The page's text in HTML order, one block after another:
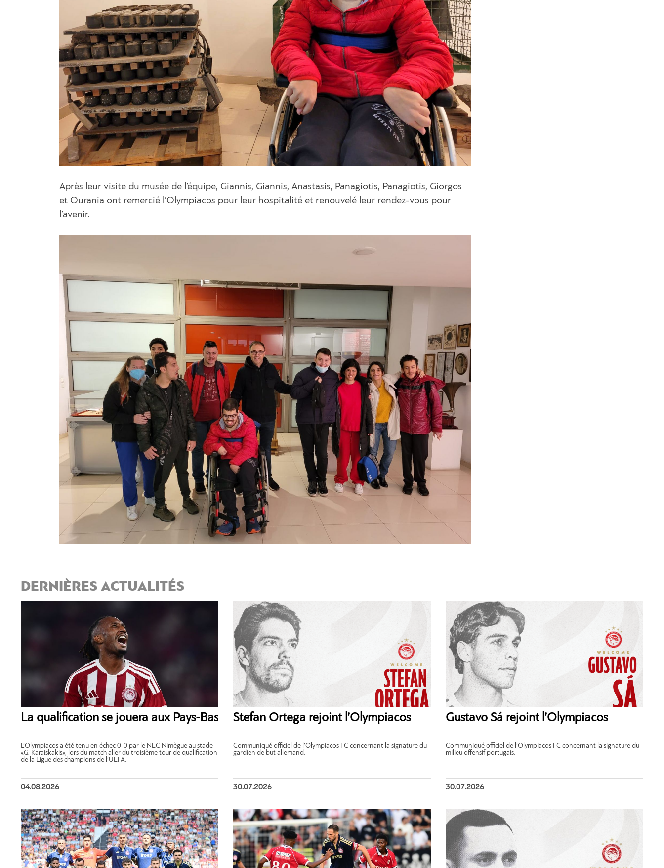
Après leur visite du musée de l’équipe, Giannis, Giannis, Anastasis, Panagiotis, Panagiotis, Giorgos
et Ourania ont remercié l’Olympiacos pour leur hospitalité et renouvelé leur rendez-vous pour
l’avenir.
DERNIÈRES ACTUALITÉS
La qualification se jouera aux Pays-Bas
L’Olympiacos a été tenu en échec 0-0 par le NEC Nimègue au stade
«G. Karaiskakis», lors du match aller du troisième tour de qualification
de la Ligue des champions de l’UEFA.
04.08.2026
Stefan Ortega rejoint l’Olympiacos
Communiqué officiel de l’Olympiacos FC concernant la signature du
gardien de but allemand.
30.07.2026
Gustavo Sá rejoint l’Olympiacos
Communiqué officiel de l’Olympiacos FC concernant la signature du
milieu offensif portugais.
30.07.2026